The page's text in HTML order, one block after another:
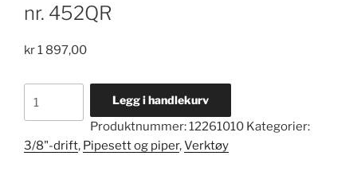
nr. 452QR
kr1 897,00
nr.
Legg i handlekurv
Produktnummer:12261010 Kategorier:
3/8"-drift, Pipesett og piper,Verktøy